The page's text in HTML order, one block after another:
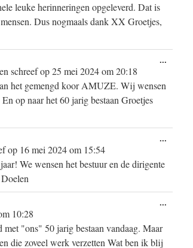
leuke herinneringen opgeleverd. Dat is
Dus nogmaals dank XX Groetjes,
schreef op25 mei 2024om20:18
het gemengd koor AMUZE. Wij wensen
op naar het 60 jarig bestaan Groetjes
...
op 16 mei 2024om 15:54
We wensen het bestuur en de dirigente
...
10:28
"ons" 50 jarig bestaan vandaag. Maar
die zoveel werk verzetten Wat ben ik blij
...